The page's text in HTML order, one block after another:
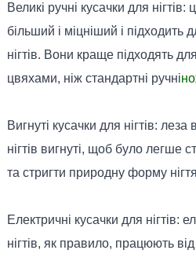
Великі ручні кусачки для
більший і міцніший і підходить
нігтів. Вони краще підходять
цвяхами, ніж стандартні ручні
Вигнуті кусачки для нігтів:
нігтів вигнуті, щоб було легше
та стригти природну форму
Електричні кусачки для нігтів:
нігтів, як правило, працюють